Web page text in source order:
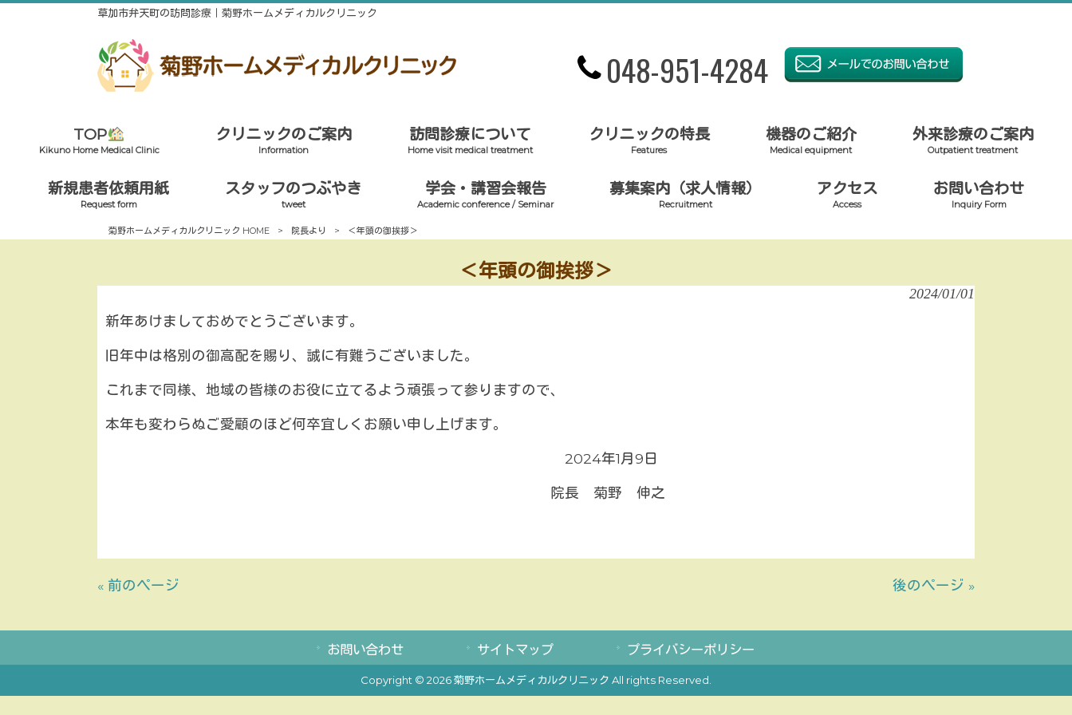
草加市弁天町の訪問診療｜菊野ホームメディカルクリニック
048-951-4284
TOP
Kikuno Home Medical Clinic
クリニックのご案内
Information
訪問診療について
Home visit medical treatment
クリニックの特長
Features
機器のご紹介
Medical equipment
外来診療のご案内
Outpatient treatment
新規患者依頼用紙
Request form
スタッフのつぶやき
tweet
学会・講習会報告
Academic conference / Seminar
募集案内（求人情報）
Recruitment
アクセス
Access
お問い合わせ
Inquiry Form
菊野ホームメディカルクリニック HOME > 院長より > ＜年頭の御挨拶＞
＜年頭の御挨拶＞
2024/01/01
新年あけましておめでとうございます。
旧年中は格別の御高配を賜り、誠に有難うございました。
これまで同様、地域の皆様のお役に立てるよう頑張って参りますので、
本年も変わらぬご愛顧のほど何卒宜しくお願い申し上げます。
2024年1月9日
院長 菊野 伸之
« 前のページ 後のページ »
お問い合わせ サイトマップ プライバシーポリシー
Copyright © 2026 菊野ホームメディカルクリニック All rights Reserved.